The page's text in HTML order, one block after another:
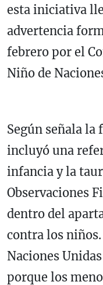
esta iniciativa
advertencia
febrero por el
Niño de
Según señala la
incluyó una
infancia y la
Observaciones
dentro del
contra los
Naciones
porque los